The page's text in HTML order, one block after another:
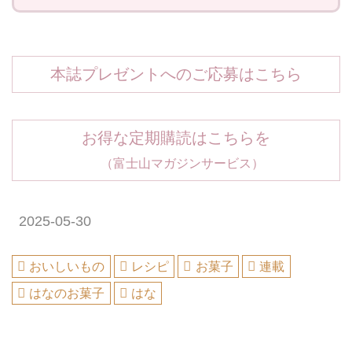
本誌プレゼントへのご応募はこちら
お得な定期購読はこちらを
（富士山マガジンサービス）
2025-05-30
おいしいもの レシピ お菓子
連載
はなのお菓子
はな